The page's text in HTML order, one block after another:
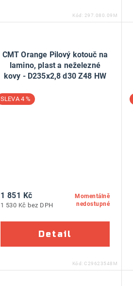
Kód: 297.080.09M
CMT Orange Pilový kotouč na
lamino, plast a neželezné
kovy - D235x2,8 d30 Z48 HW
4 %
Momentálně
nedostupné
1 530 Kč bez DPH
1 851 Kč
Kód: C29623548M